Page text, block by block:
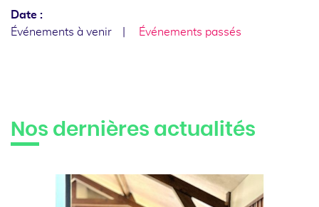
Date :
Événements à venir
Événements passés
Nos dernières actualités